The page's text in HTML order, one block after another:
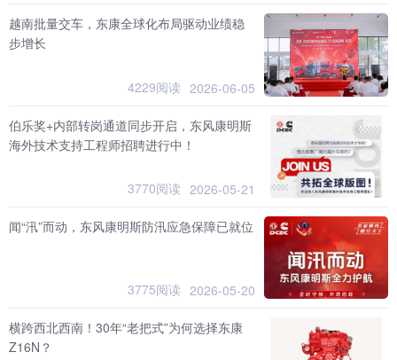
越南批量交车，东康全球化布局驱动业绩稳
步增长
4229阅读 2026-06-05
伯乐奖+内部转岗通道同步开启，东风康明斯
海外技术支持工程师招聘进行中！
3770阅读 2026-05-21
闻“汛”而动，东风康明斯防汛应急保障已就位
3775阅读 2026-05-20
横跨西北西南！30年“老把式”为何选择东康
Z16N？